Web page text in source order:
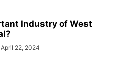
Industry of West
April 22, 2024